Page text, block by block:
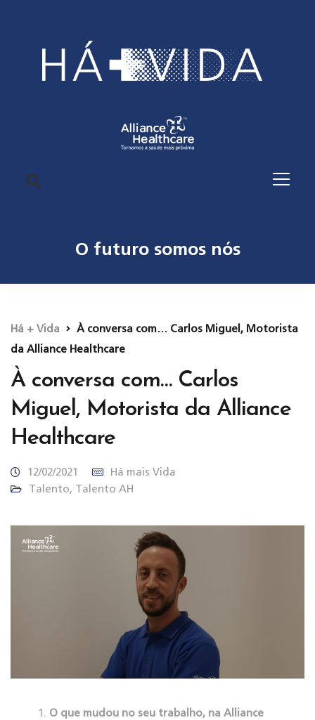
O futuro somos nós
Há + Vida
À conversa com… Carlos Miguel, Motorista
da Alliance Healthcare
À conversa com… Carlos
Miguel, Motorista da Alliance
Healthcare
12/02/2021
Há mais Vida
Talento, Talento AH
O que mudou no seu trabalho, na Alliance